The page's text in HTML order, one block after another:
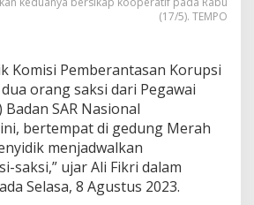
a
n
a
s
d
a
l
a
m
K
(17/5). TEMPO
Komisi Pemberantasan Korupsi
orang saksi dari Pegawai
SAR Nasional
bertempat di gedung Merah
menjadwalkan
saksi,” ujar Ali Fikri dalam
Selasa, 8 Agustus 2023.